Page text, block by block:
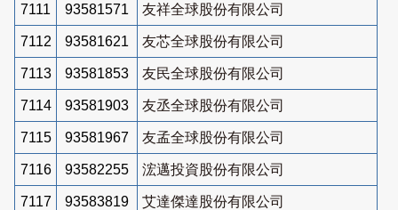
7111 93581571 友祥全球股份有限公司
7112 93581621 友芯全球股份有限公司
7113 93581853 友民全球股份有限公司
7114 93581903 友丞全球股份有限公司
7115 93581967 友孟全球股份有限公司
7116 93582255 浤邁投資股份有限公司
7117 93583819 艾達傑達股份有限公司